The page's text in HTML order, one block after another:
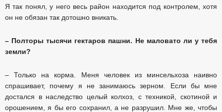
Я так понял, у него весь район находится под контролем, хотя
он не обязан так дотошно вникать.
– Полторы тысячи гектаров пашни. Не маловато ли у тебя
земли?
– Только на корма. Меня человек из минсельхоза наивно
спрашивает, почему я не занимаюсь зерном. Если бы мне
достался в наследство целый колхоз, с техникой, скотиной и
орошением, я бы его сохранил, а не разрушил. Мне же, чтобы